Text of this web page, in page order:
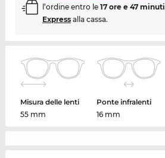
l’ordine entro le 17 ore e 47 minuti
Expressalla cassa.
Misura delle lenti
55 mm
Ponte infralenti
16 mm